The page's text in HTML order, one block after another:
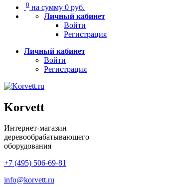
0 на сумму 0 руб.
Личный кабинет
Войти
Регистрация
Личный кабинет
Войти
Регистрация
Korvett
Интернет-магазин
деревообрабатывающего
оборудования
+7 (495) 506-69-81
info@korvett.ru